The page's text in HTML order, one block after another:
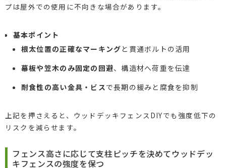
プは屋外での使用に不向きな場合があります。
基本ポイント
根太位置の正確なマーキングと貫通ボルトの活用
幕板や笠木のみ固定の回避、構造材へ荷重を伝達
耐食性の高い金具・ビスで長期の緩みと腐食を抑制
上記を押さえると、ウッドデッキフェンスDIYでも強度低下の
リスクを減らせます。
フェンス高さに応じて支柱ピッチを決めてウッドデッ
キフェンスの強度を保つ